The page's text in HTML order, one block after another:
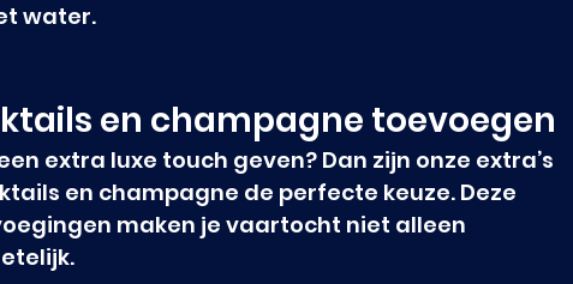
water.
en champagne toevoegen
extra luxe touch geven? Dan zijn onze extra’s
en champagne de perfecte keuze. Deze
maken je vaartocht niet alleen